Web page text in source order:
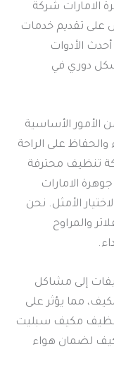
الامارات شركة
على تقديم خدمات
الأدوات
دوري في
الأمور الأساسية
على الراحة
تنظيف محترفة
الامارات
الأمثل. نحن
والمراوح
إلى مشاكل
مما يؤثر على
مكيف سبليت
لضمان هواء